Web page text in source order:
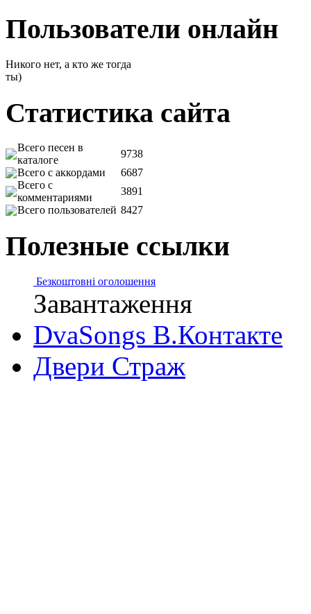
Пользователи онлайн
Никого нет, а кто же тогда
ты)
Статистика сайта
Всего песен в
каталоге
9738
Всего с аккордами
6687
Всего с
комментариями
3891
Всего пользователей 8427
Полезные ссылки
Безкоштовні оголошення
Завантаження
DvaSongs В.Контакте
Двери Страж